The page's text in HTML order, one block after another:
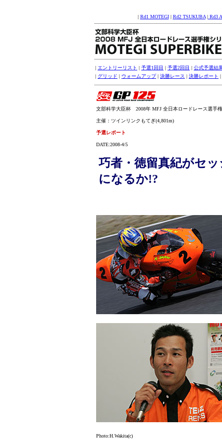
| Rd1 MOTEGI| Rd2 TSUKUBA|Rd3
| エントリーリスト | 予選1回目 | 予選2回目 | 公式予選結
| グリッド | ウォームアップ| 決勝レース | 決勝レポート |
文部科学大臣杯 2008年 MFJ 全日本ロードレース選手
主催：ツインリンクもてぎ(4,801m)
予選レポート
DATE:2008-4/5
巧者・徳留真紀がセ
になるか!?
Photo:H.Wakita(c)